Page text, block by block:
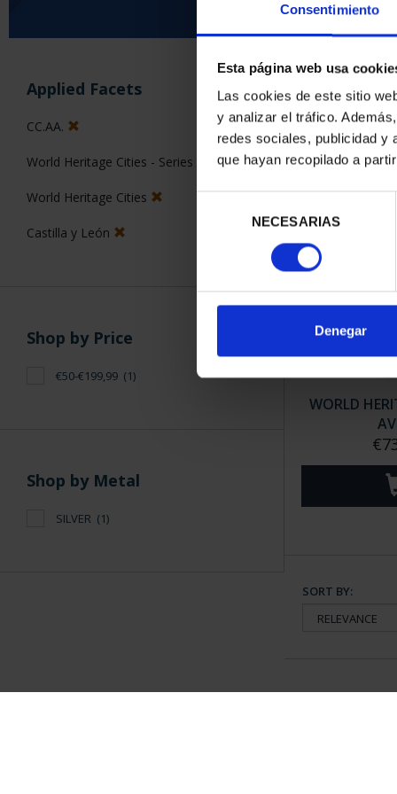
Consentimiento
Esta página web usa
Las cookies de este sitio
y analizar el tráfico.
redes sociales, publicidad y
que hayan recopilado a
consentimiento
NECESARIAS
Denegar
Applied Facets
CC.AA.
World Heritage Cities - Series I
World Heritage Cities
Castilla y León
Shop by Price
€50-€199,99 (1)
Shop by Metal
SILVER (1)
SORT BY:
1 Products found
WORLD
SORT BY: